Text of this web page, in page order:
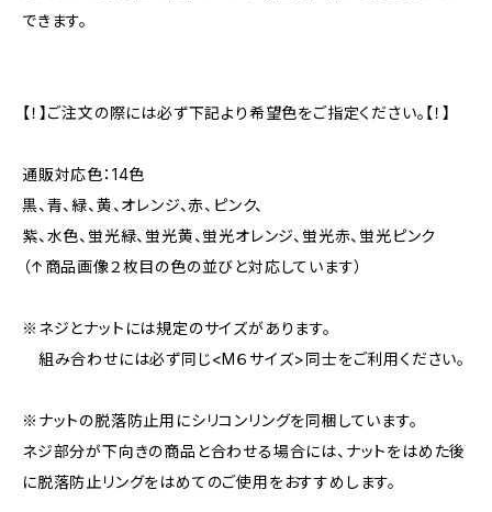
できます。
【！】ご注文の際には必ず下記より希望色をご指定ください。【！】
通販対応色：14色
黒、青、緑、黄、オレンジ、赤、ピンク、
紫、水色、蛍光緑、蛍光黄、蛍光オレンジ、蛍光赤、蛍光ピンク
（↑商品画像２枚目の色の並びと対応しています）
※ネジとナットには規定のサイズがあります。
組み合わせには必ず同じ<M６サイズ>同士をご利用ください。
※ナットの脱落防止用にシリコンリングを同梱しています。
ネジ部分が下向きの商品と合わせる場合には、ナットをはめた後
に脱落防止リングをはめてのご使用をおすすめします。